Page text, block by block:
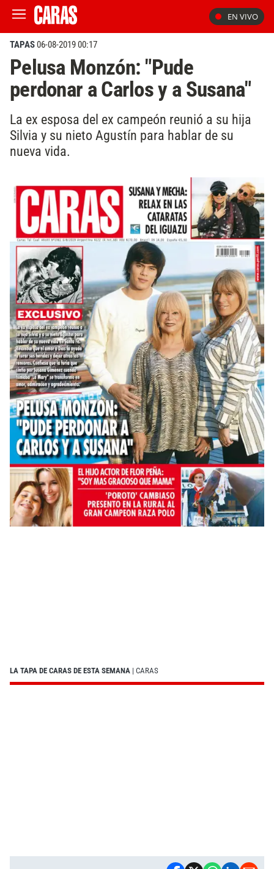
EN VIVO
TAPAS06-08-2019 00:17
Pelusa Monzón: "Pude
perdonar a Carlos y a Susana"
La ex esposa del ex campeón reunió a su hija
Silvia y su nieto Agustín para hablar de su
nueva vida.
LA TAPA DE CARAS DE ESTA SEMANA | CARAS